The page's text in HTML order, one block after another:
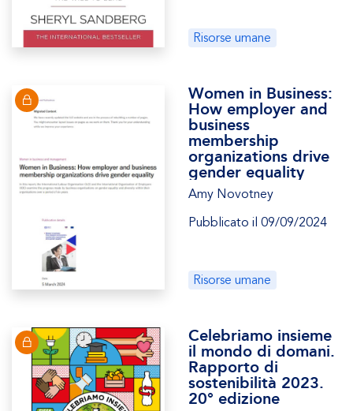
Risorse umane
Women in Business:
How employer and
business
membership
organizations drive
gender equality
Amy Novotney
Pubblicato il 09/09/2024
Risorse umane
Celebriamo insieme
il mondo di domani.
Rapporto di
sostenibilità 2023.
20° edizione